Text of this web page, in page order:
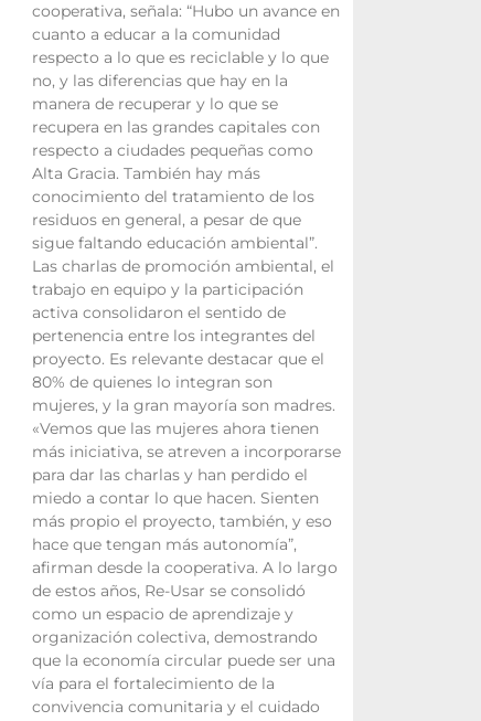
cooperativa, señala: “Hubo un avance en
cuanto a educar a la comunidad
respecto a lo que es reciclable y lo que
no, y las diferencias que hay en la
manera de recuperar y lo que se
recupera en las grandes capitales con
respecto a ciudades pequeñas como
Alta Gracia. También hay más
conocimiento del tratamiento de los
residuos en general, a pesar de que
sigue faltando educación ambiental”.
Las charlas de promoción ambiental, el
trabajo en equipo y la participación
activa consolidaron el sentido de
pertenencia entre los integrantes del
proyecto. Es relevante destacar que el
80% de quienes lo integran son
mujeres, y la gran mayoría son madres.
«Vemos que las mujeres ahora tienen
más iniciativa, se atreven a incorporarse
para dar las charlas y han perdido el
miedo a contar lo que hacen. Sienten
más propio el proyecto, también, y eso
hace que tengan más autonomía”,
afirman desde la cooperativa. A lo largo
de estos años, Re-Usar se consolidó
como un espacio de aprendizaje y
organización colectiva, demostrando
que la economía circular puede ser una
vía para el fortalecimiento de la
convivencia comunitaria y el cuidado